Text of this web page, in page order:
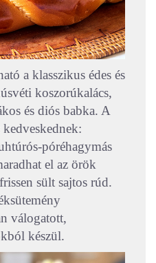
a klasszikus édes és
koszorúkalács,
és diós babka. A
póréhagymás
el az örök
sült sajtos rúd.
válogatott,
készül.